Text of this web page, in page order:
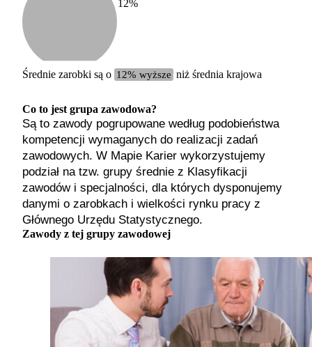
średnie
12%
Średnie zarobki są o 12% wyższe niż średnia krajowa
Co to jest grupa zawodowa?
Są to zawody pogrupowane według podobieństwa
kompetencji wymaganych do realizacji zadań
zawodowych. W Mapie Karier wykorzystujemy
podział na tzw. grupy średnie z Klasyfikacji
zawodów i specjalności, dla których dysponujemy
danymi o zarobkach i wielkości rynku pracy z
Głównego Urzędu Statystycznego.
Zawody z tej grupy zawodowej